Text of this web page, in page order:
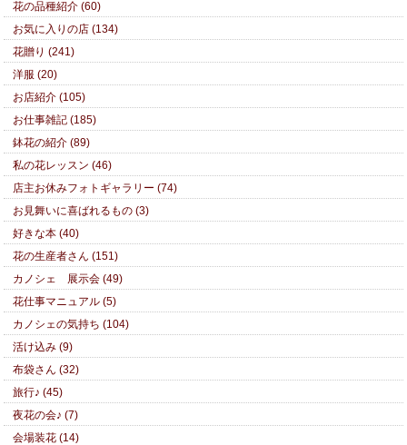
花の品種紹介 (60)
お気に入りの店 (134)
花贈り (241)
洋服 (20)
お店紹介 (105)
お仕事雑記 (185)
鉢花の紹介 (89)
私の花レッスン (46)
店主お休みフォトギャラリー (74)
お見舞いに喜ばれるもの (3)
好きな本 (40)
花の生産者さん (151)
カノシェ 展示会 (49)
花仕事マニュアル (5)
カノシェの気持ち (104)
活け込み (9)
布袋さん (32)
旅行♪ (45)
夜花の会♪ (7)
会場装花 (14)